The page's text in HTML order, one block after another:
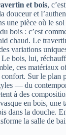
et bois,
douceur et
une pièce où le
bois : c’est
chaud. Le
variations
bois, lui,
ces matériaux
Sur le plan
— du
à des
en bois, une
dans la douche.
la salle de